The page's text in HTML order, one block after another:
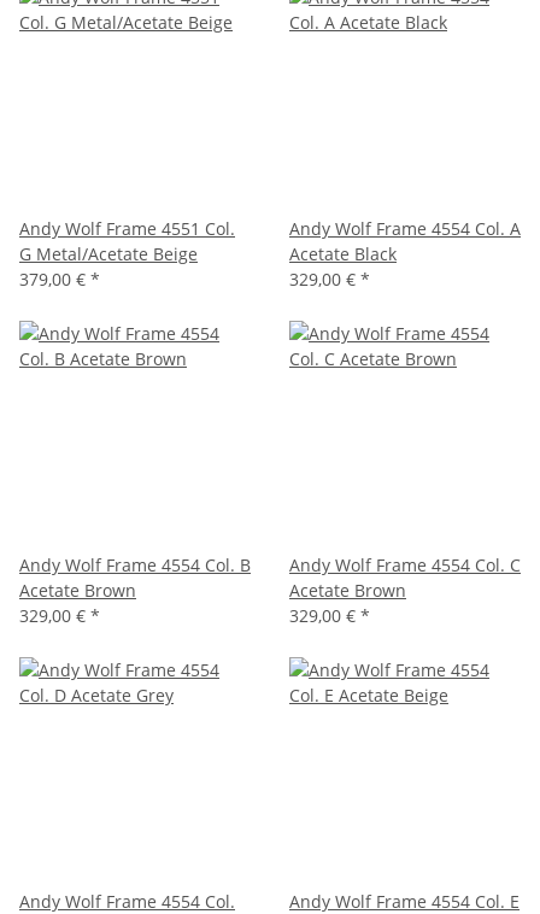
Andy Wolf Frame 4551 Col.
G Metal/Acetate Beige
379,00 € *
Andy Wolf Frame 4554 Col. A
Acetate Black
329,00 € *
Andy Wolf Frame 4554 Col. B
Acetate Brown
329,00 € *
Andy Wolf Frame 4554 Col. C
Acetate Brown
329,00 € *
Andy Wolf Frame 4554 Col.
Andy Wolf Frame 4554 Col. E